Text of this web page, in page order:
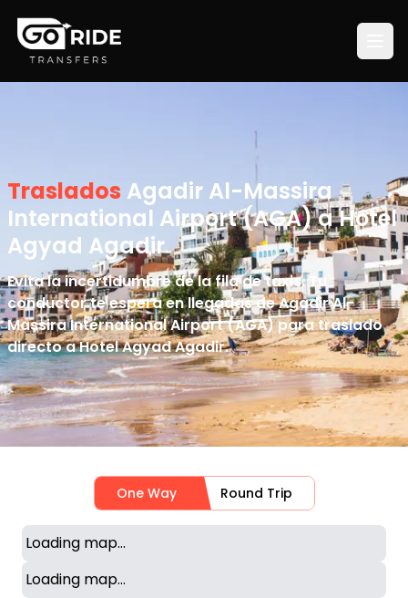
Traslados Agadir Al-Massira
International Airport (AGA) a Hotel
Agyad Agadir
Evita la incertidumbre de la fila de taxis. Tu
conductor te espera en llegadas de Agadir Al-
Massira International Airport (AGA) para traslado
directo a Hotel Agyad Agadir.
One Way Round Trip
Loading map...
Loading map...